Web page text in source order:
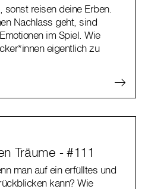
sonst reisen deine Erben.
Nachlass geht, sind
im Spiel. Wie
eigentlich zu
Träume - #111
man auf ein erfülltes und
kann? Wie